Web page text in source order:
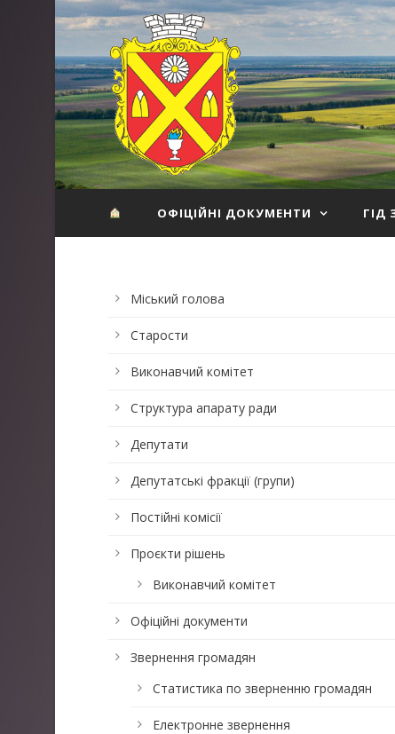
ОФІЦІЙНІ ДОКУМЕНТИ ГІД
Міський голова
Старости
Виконавчий комітет
Структура апарату ради
Депутати
Депутатські фракції (групи)
Постійні комісії
Проєкти рішень
Виконавчий комітет
Офіційні документи
Звернення громадян
Статистика по зверненню громадян
Електронне звернення